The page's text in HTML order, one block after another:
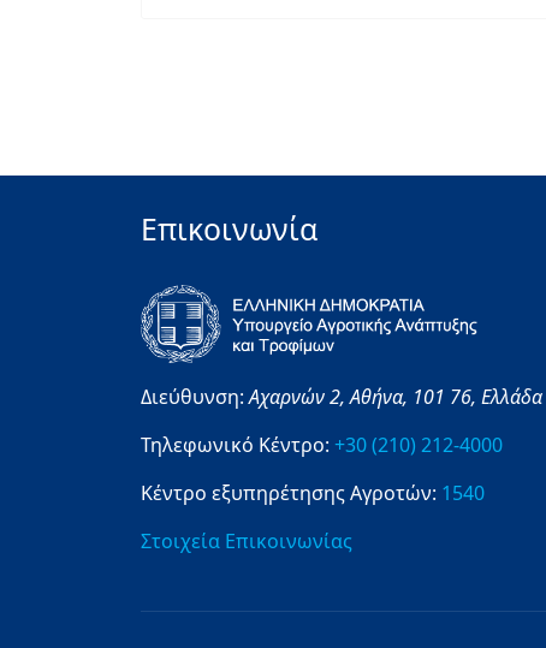
Επικοινωνία
Διεύθυνση:Αχαρνών 2,Αθήνα, 101 76, Ελλάδα
Τηλεφωνικό Κέντρο: +30 (210) 212-4000
Κέντρο εξυπηρέτησης Αγροτών: 1540
Στοιχεία Επικοινωνίας